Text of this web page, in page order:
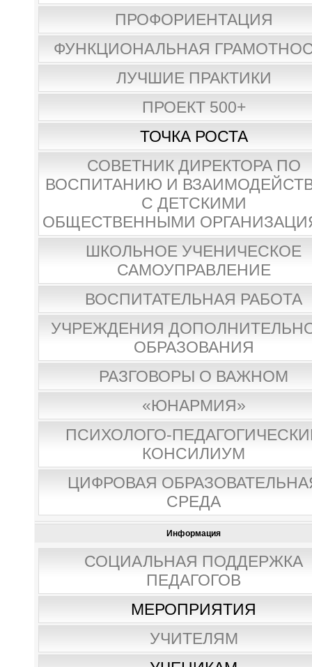
ПРОФОРИЕНТАЦИЯ
ФУНКЦИОНАЛЬНАЯ
ЛУЧШИЕ ПРАКТИКИ
ПРОЕКТ 500+
ТОЧКА РОСТА
СОВЕТНИК ДИРЕКТОРА ПО
ВОСПИТАНИЮ И
С ДЕТСКИМИ
ОБЩЕСТВЕННЫМИ
ШКОЛЬНОЕ УЧЕНИЧЕСКОЕ
САМОУПРАВЛЕНИЕ
ВОСПИТАТЕЛЬНАЯ РАБОТА
УЧРЕЖДЕНИЯ
ОБРАЗОВАНИЯ
РАЗГОВОРЫ О ВАЖНОМ
«ЮНАРМИЯ»
ПСИХОЛОГО-
КОНСИЛИУМ
ЦИФРОВАЯ
СРЕДА
Информация
СОЦИАЛЬНАЯ ПОДДЕРЖКА
ПЕДАГОГОВ
МЕРОПРИЯТИЯ
УЧИТЕЛЯМ